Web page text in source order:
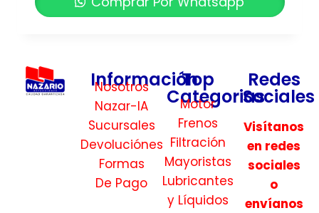
Información
Nosotros
Nazar-IA
Sucursales
Devoluciónes
Formas
De Pago
Top
Categorias
Motor
Frenos
Filtración
Mayoristas
Lubricantes
y Líquidos
Redes
Sociales
Visítanos
en redes
sociales
o
envíanos